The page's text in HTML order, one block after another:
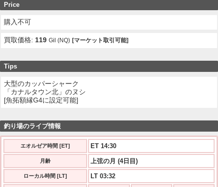
Price
購入不可
買取価格: 119 Gil (NQ) [マーケット取引可能]
Tips
大型のカッパーシャーク
「カナルタウン北」のヌシ
[魚拓額縁G4に設定可能]
釣り場のライブ情報
エオルゼア時間 [ET] ET 14:30
月齢 上弦の月 (4日目)
ローカル時間 [LT] LT 03:32